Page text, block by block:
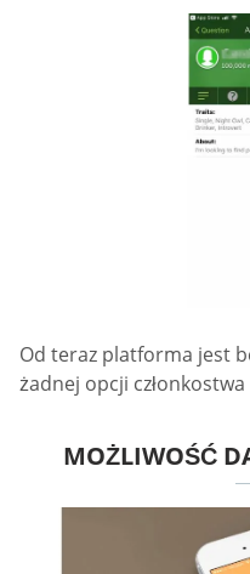
Od teraz platforma jest
żadnej opcji
MOŻLIWOŚĆ